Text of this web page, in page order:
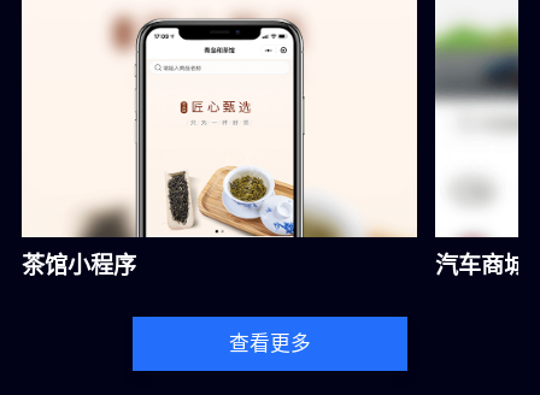
茶馆小程序 汽车商城
查看更多